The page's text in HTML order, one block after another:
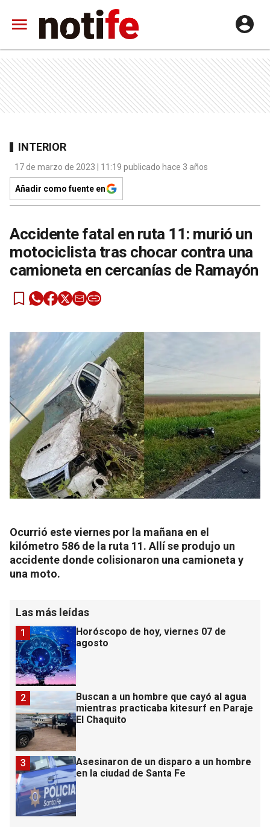
INTERIOR
17 de marzo de 2023 | 11:19 publicado hace 3 años
Añadir como fuente en
Accidente fatal en ruta 11: murió un
motociclista tras chocar contra una
camioneta en cercanías de Ramayón
Ocurrió este viernes por la mañana en el
kilómetro 586 de la ruta 11. Allí se produjo un
accidente donde colisionaron una camioneta y
una moto.
Las más leídas
Horóscopo de hoy, viernes 07 de
agosto
1
Buscan a un hombre que cayó al agua
mientras practicaba kitesurf en Paraje
El Chaquito
2
Asesinaron de un disparo a un hombre
en la ciudad de Santa Fe
3